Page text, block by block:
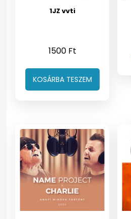
1JZ vvti
1500 Ft
KOSÁRBA TESZEM